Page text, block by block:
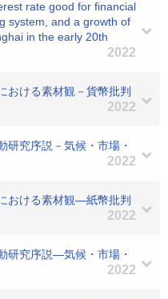
rate good for financial
system, and a growth of
in the early 20th
2022
おける素材観－貨幣批判
2022
研究序説－気候・市場・
2022
おける素材観―紙幣批判
2022
研究序説―気候・市場・
2022